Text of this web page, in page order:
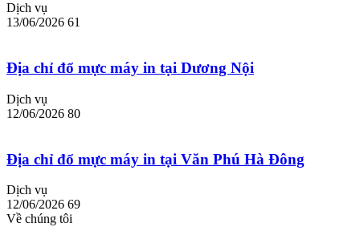
Dịch vụ
13/06/2026 61
Địa chỉ đổ mực máy in tại Dương Nội
Dịch vụ
12/06/2026 80
Địa chỉ đổ mực máy in tại Văn Phú Hà Đông
Dịch vụ
12/06/2026 69
Về chúng tôi